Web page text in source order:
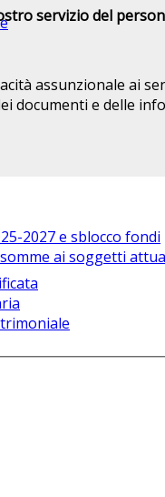
servizio del
assunzionale ai
documenti e delle
2027 e sblocco fondi
ai soggetti